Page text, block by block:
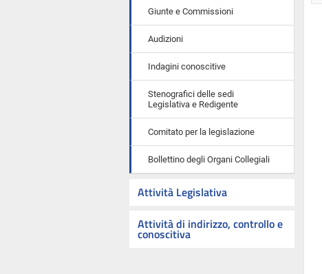
Giunte e Commissioni
Audizioni
Indagini conoscitive
Stenografici delle sedi
Legislativa e Redigente
Comitato per la legislazione
Bollettino degli Organi Collegiali
Attività Legislativa
Attività di indirizzo, controllo e
conoscitiva